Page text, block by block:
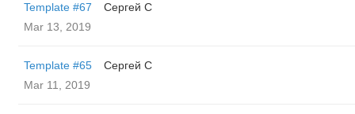
Template #67
Сергей С
Mar 13, 2019
Template #65
Сергей С
Mar 11, 2019